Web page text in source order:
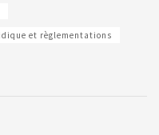
et règlementations